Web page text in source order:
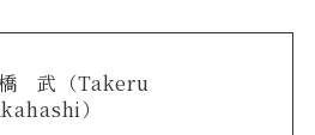
武（Takeru
）